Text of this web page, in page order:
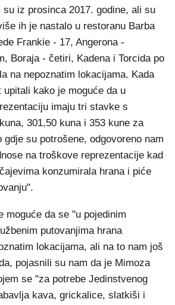
iz prosinca 2017. godine, ali su
ih je nastalo u restoranu Barba
Frankie - 17, Angerona -
Boraja - četiri, Kadena i Torcida po
na nepoznatim lokacijama. Kada
upitali kako je moguće da u
imaju tri stavke s
301,50 kuna i 353 kune za
gdje su potrošene, odgovoreno nam
na troškove reprezentacije kad
konzumirala hrana i piće
moguće da se "u pojedinim
putovanjima hrana
lokacijama, ali na to nam još
pojasnili su nam da je Mimoza
se "za potrebe Jedinstvenog
kava, grickalice, slatkiši i